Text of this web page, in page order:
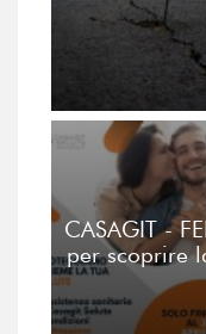
CASAGIT -
per scoprire